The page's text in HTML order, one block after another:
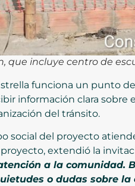
que incluye centro de
funciona un punto
información clara sobre
del tránsito.
social del proyecto
extendió la
a la comunidad.
o dudas sobre